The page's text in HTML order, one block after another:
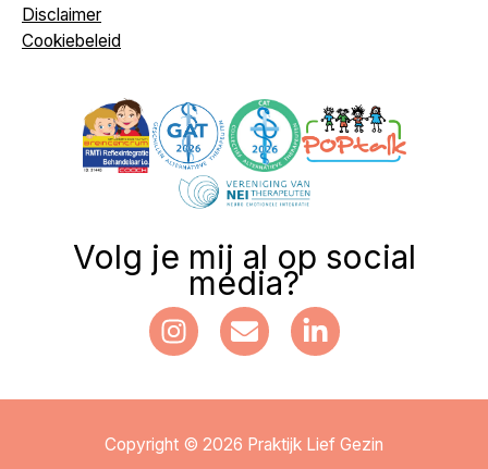
Disclaimer
Cookiebeleid
Volg je mij al op social
media?
Copyright © 2026 Praktijk Lief Gezin